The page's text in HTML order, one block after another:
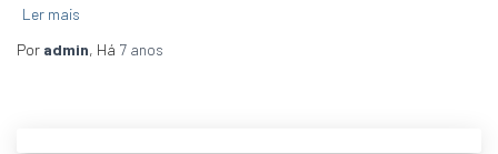
Ler mais
Por admin, Há 7 anos